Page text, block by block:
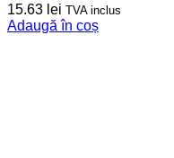
15.63 lei TVA inclus
Adaugă în coș